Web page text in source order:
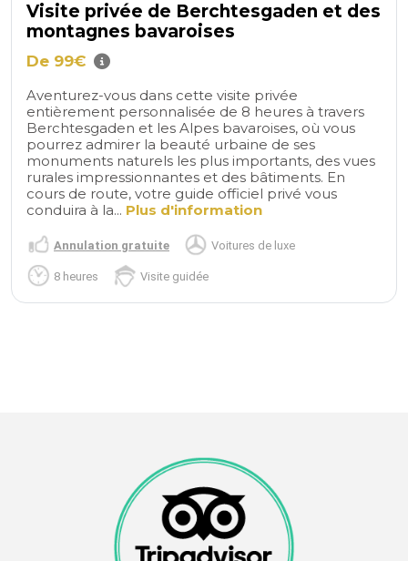
Visite privée de Berchtesgaden et des
montagnes bavaroises
De 99€
Aventurez-vous dans cette visite privée
entièrement personnalisée de 8 heures à travers
Berchtesgaden et les Alpes bavaroises, où vous
pourrez admirer la beauté urbaine de ses
monuments naturels les plus importants, des vues
rurales impressionnantes et des bâtiments. En
cours de route, votre guide officiel privé vous
conduira à la... Plus d'information
Annulation gratuite Voitures de luxe
8 heures Visite guidée